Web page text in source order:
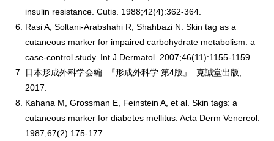
insulin resistance. Cutis. 1988;42(4):362-364.
Rasi A, Soltani-Arabshahi R, Shahbazi N. Skin tag as a
cutaneous marker for impaired carbohydrate metabolism: a
case-control study. Int J Dermatol. 2007;46(11):1155-1159.
日本形成外科学会編. 『形成外科学 第4版』. 克誠堂出版,
2017.
Kahana M, Grossman E, Feinstein A, et al. Skin tags: a
cutaneous marker for diabetes mellitus. Acta Derm Venereol.
1987;67(2):175-177.